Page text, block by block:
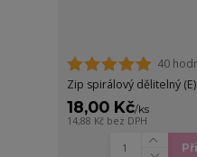
40
Zip spirálový dělitelný (E)
18,00 Kč/ks
14,88 Kč bez DPH